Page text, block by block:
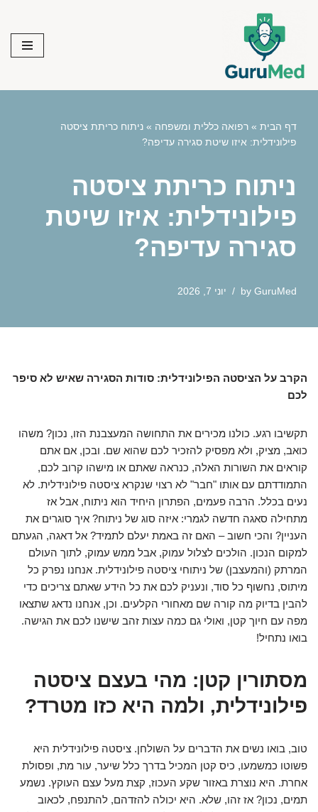
content
דף הבית » רפואה כללית ומשפחה » ניתוח כריתת ציסטה
פילונידלית: איזו שיטת סגירה עדיפה?
ניתוח כריתת ציסטה
פילונידלית: איזו שיטת
סגירה עדיפה?
by GuruMed יוני 7, 2026
הקרב על הציסטה הפילונידלית: סודות הסגירה שאיש לא סיפר
לכם
תקשיבו רגע. כולנו מכירים את התחושה המעצבנת הזו, נכון? משהו
כואב, מציק, ולא מפסיק להזכיר לכם שהוא שם. ובכן, אם אתם
קוראים את השורות האלה, כנראה שאתם או מישהו קרוב לכם,
התמודדתם עם אותו "חבר" לא רצוי שנקרא ציסטה פילונידלית. לא
נעים בכלל. הרבה פעמים, הפתרון היחיד הוא ניתוח, אבל אז
מתחילה סאגה חדשה לגמרי: איזה סוג של ניתוח? איך סוגרים את
העניין? והכי חשוב – האם זה באמת יעלם לתמיד? אל דאגה, הגעתם
למקום הנכון. הולכים לצלול עמוק, אבל ממש עמוק, לתוך העולם
המרתק (והמעצבן) של ניתוחי ציסטה פילונידלית. אנחנו נפרק כל
מיתוס, נחשוף כל סוד, ונעניק לכם את כל הידע שאתם צריכים כדי
להבין בדיוק מה קורה שם מאחורי הקלעים. וכן, אנחנו נדאג שתצאו
מפה עם חיוך קטן, ואולי גם כמה עצות זהב שישנו לכם את הגישה.
בואו נתחיל!
מסתורין קטן: מהי בעצם ציסטה
פילונידלית, ולמה היא כזו מטרד?
טוב, בואו נשים את הדברים על השולחן. ציסטה פילונידלית היא
פשוטו כמשמעו, כיס קטן המכיל בדרך כלל שיער, עור מת, ופסולת
אחרת. היא נוצרת באזור שקע העכוז, קצת מעל עצם העוקץ. נשמע
תמים, נכון? אז זהו, שלא. היא יכולה להזדהם, להתנפח, לכאוב